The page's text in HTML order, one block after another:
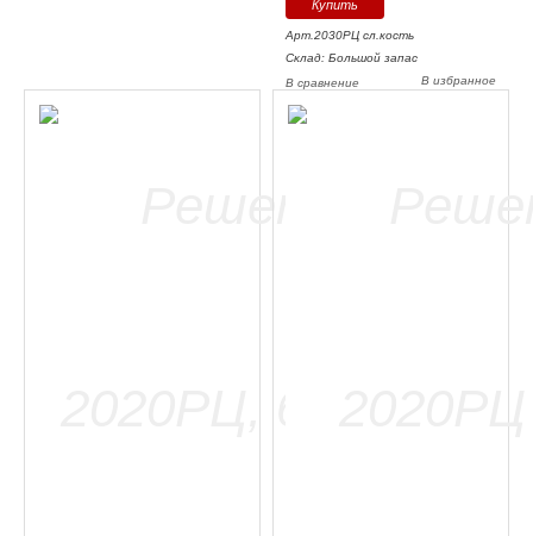
Арт.2030РЦ сл.кость
Склад: Большой запас
В избранное
В сравнение